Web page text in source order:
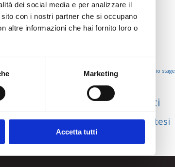
dei social media e per analizzare il
con i nostri partner che si occupano
altre informazioni che hai fornito loro o
Marketing
Accetta tutti
online plagio presentazione
ricercaricerca
avanzata riferimento
scrittori siti scolastici
sitografia software antiplagio stage
stesura
struttura studenti
tesitesi compilativa
tesi
sperimentale